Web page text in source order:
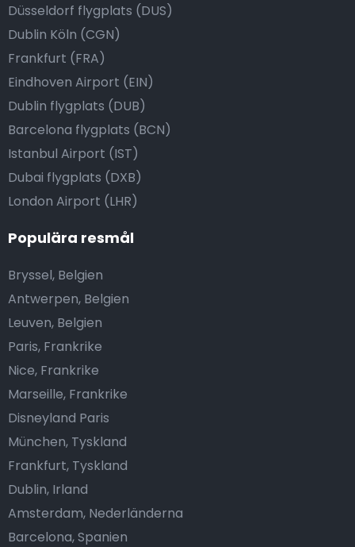
Düsseldorf flygplats (DUS)
Dublin Köln (CGN)
Frankfurt (FRA)
Eindhoven Airport (EIN)
Dublin flygplats (DUB)
Barcelona flygplats (BCN)
Istanbul Airport (IST)
Dubai flygplats (DXB)
London Airport (LHR)
Populära resmål
Bryssel, Belgien
Antwerpen, Belgien
Leuven, Belgien
Paris, Frankrike
Nice, Frankrike
Marseille, Frankrike
Disneyland Paris
München, Tyskland
Frankfurt, Tyskland
Dublin, Irland
Amsterdam, Nederländerna
Barcelona, Spanien